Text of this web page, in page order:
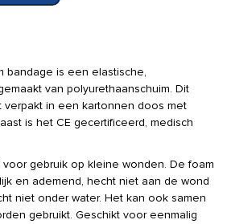
bandage is een elastische,
van polyurethaanschuim. Dit
verpakt in een kartonnen doos met
is het CE gecertificeerd, medisch
gebruik op kleine wonden. De foam
en ademend, hecht niet aan de wond
niet onder water. Het kan ook samen
gebruikt. Geschikt voor eenmalig